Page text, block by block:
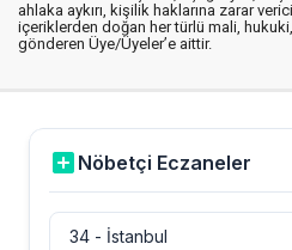
ahlaka aykırı, kişilik haklarına zarar
içeriklerden doğan her türlü mali,
gönderen Üye/Üyeler’e aittir.